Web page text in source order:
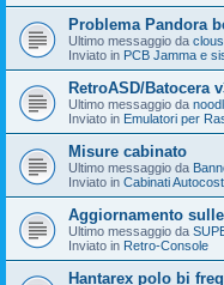
Problema Pandora
Ultimo messaggio da
Inviato in PCB Jamma e
RetroASD/Batocera
Ultimo messaggio da
Inviato in Emulatori per
Misure cabinato
Ultimo messaggio da
Inviato in Cabinati
Aggiornamento
Ultimo messaggio da
Inviato in Retro-Console
Hantarex polo bi